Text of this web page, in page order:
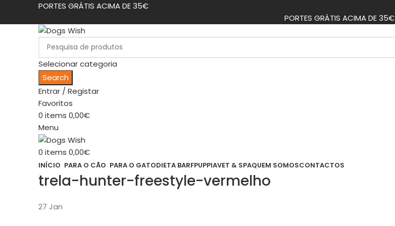
PORTES GRÁTIS ACIMA DE 35€
PORTES GRÁTIS ACIMA DE 35€
Selecionar categoria
Search
Entrar / Registar
Favoritos
0 items 0,00€
Menu
0 items 0,00€
INÍCIO PARA O CÃO PARA O GATODIETA BARFPUPPIAVET & SPAQUEM SOMOSCONTACTOS
trela-hunter-freestyle-vermelho
27 Jan